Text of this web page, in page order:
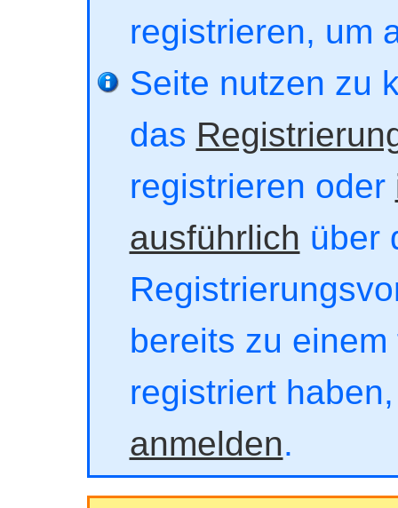
registrieren, um
Seite nutzen zu
das
registrieren oder
ausführlich über
bereits zu
registriert
anmelden.